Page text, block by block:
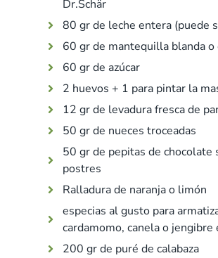
Dr.Schär
80 gr de leche entera (puede
60 gr de mantequilla blanda o
60 gr de azúcar
2 huevos + 1 para pintar la
12 gr de levadura fresca de
50 gr de nueces troceadas
50 gr de pepitas de chocolate
postres
Ralladura de naranja o limón
especias al gusto para
cardamomo, canela o jengibre
200 gr de puré de calabaza